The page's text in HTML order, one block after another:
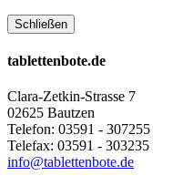
Schließen
tablettenbote.de
Clara-Zetkin-Strasse 7
02625 Bautzen
Telefon: 03591 - 307255
Telefax: 03591 - 303235
info@tablettenbote.de